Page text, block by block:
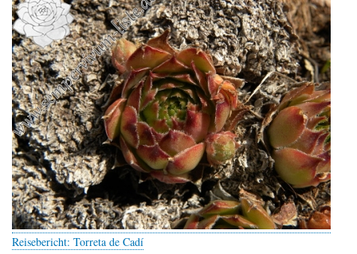
Reisebericht: Torreta de Cadí